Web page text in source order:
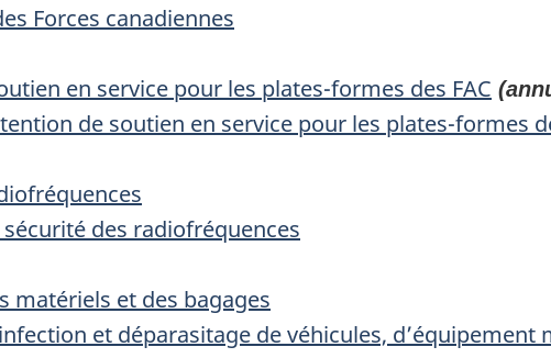
Forces canadiennes
en service pour les plates-formes des FAC
de soutien en service pour les plates-formes
des radiofréquences
matériels et des bagages
et déparasitage de véhicules, d’équipement